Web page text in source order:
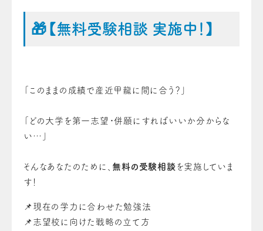
🎁【無料受験相談 実施中！】
「このままの成績で産近甲龍に間に合う？」
「どの大学を第一志望・併願にすればいいか分からな
い…」
そんなあなたのために、 無料の受験相談 を実施していま
す！
📌現在の学力に合わせた勉強法
📌志望校に向けた戦略の立て方